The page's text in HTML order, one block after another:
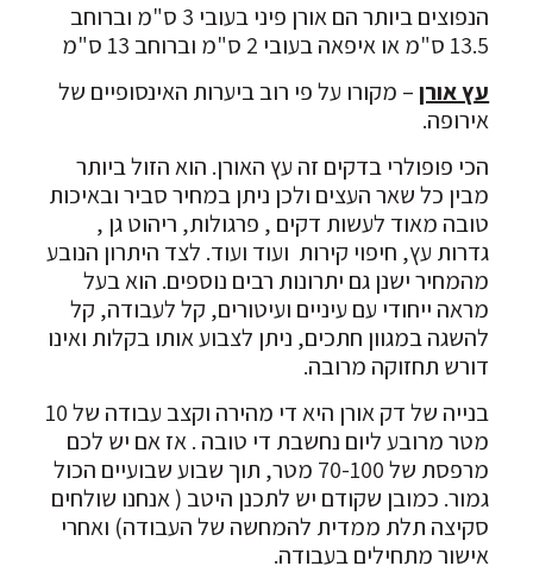
הנפוצים ביותר הם אורן פיני בעובי 3 ס"מ וברוחב
13.5 ס"מ או איפאה בעובי 2 ס"מ וברוחב 13 ס"מ
עץ אורן– מקורו על פי רוב ביערות האינסופיים של
אירופה.
הכי פופולרי בדקים זה עץ האורן. הוא הזול ביותר
מבין כל שאר העצים ולכן ניתן במחיר סביר ובאיכות
טובה מאוד לעשות דקים , פרגולות, ריהוט גן ,
גדרות עץ, חיפוי קירות ועוד ועוד. לצד היתרון הנובע
מהמחיר ישנן גם יתרונות רבים נוספים. הוא בעל
מראה ייחודי עם עיניים ועיטורים, קל לעבודה, קל
להשגה במגוון חתכים, ניתן לצבוע אותו בקלות ואינו
דורש תחזוקה מרובה.
בנייה של דק אורן היא די מהירה וקצב עבודה של 10
מטר מרובע ליום נחשבת די טובה . אז אם יש לכם
מרפסת של 70-100 מטר, תוך שבוע שבועיים הכול
גמור. כמובן שקודם יש לתכנן היטב ( אנחנו שולחים
סקיצה תלת ממדית להמחשה של העבודה) ואחרי
אישור מתחילים בעבודה.